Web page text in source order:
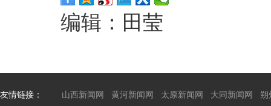
编辑：田莹
友情链接： 山西新闻网 黄河新闻网 太原新闻网 大同新闻网 朔